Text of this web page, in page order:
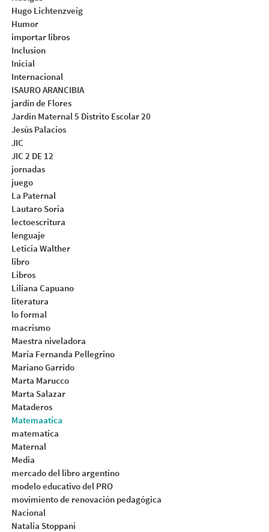
Hugo Lichtenzveig
Humor
importar libros
Inclusion
Inicial
Internacional
ISAURO ARANCIBIA
jardín de Flores
Jardín Maternal 5 Distrito Escolar 20
Jesús Palacios
JIC
JIC 2 DE 12
jornadas
juego
La Paternal
Lautaro Soria
lectoescritura
lenguaje
Leticia Walther
libro
Libros
Liliana Capuano
literatura
lo formal
macrismo
Maestra niveladora
María Fernanda Pellegrino
Mariano Garrido
Marta Marucco
Marta Salazar
Mataderos
Matemaatica
matematica
Maternal
Media
mercado del libro argentino
modelo educativo del PRO
movimiento de renovación pedagógica
Nacional
Natalia Stoppani